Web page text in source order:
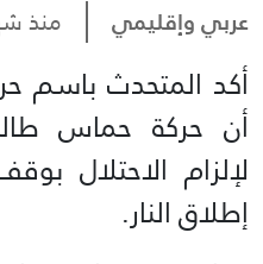
عربي وإقليمي منذ
أكد المتحدث باسم
أن حركة حماس
لإلزام الاحتلال
إطلاق النار.